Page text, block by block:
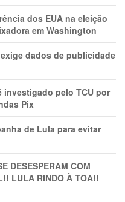
dos EUA na eleição
em Washington
dados de publicidade
investigado pelo TCU por
Pix
de Lula para evitar
DESESPERAM COM
LULA RINDO À TOA!!